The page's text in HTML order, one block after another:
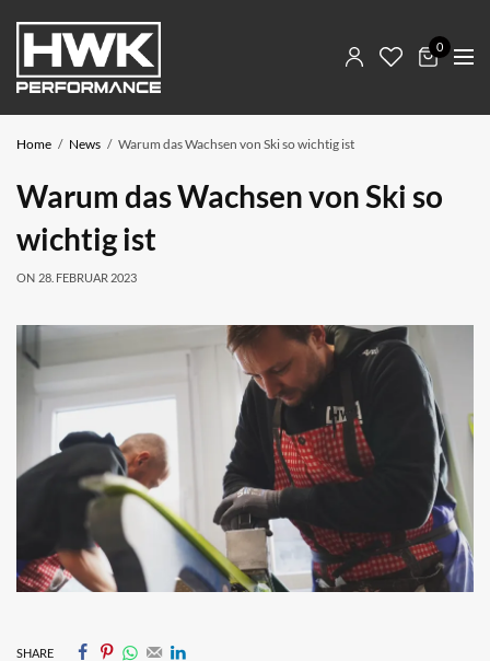
0
Home News Warum das Wachsen von Ski so wichtig ist
Warum das Wachsen von Ski so
wichtig ist
ON 28. FEBRUAR 2023
SHARE